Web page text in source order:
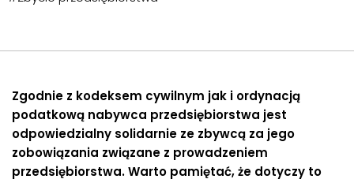
Zgodnie z kodeksem cywilnym jak i ordynacją
podatkową nabywca przedsiębiorstwa jest
odpowiedzialny solidarnie ze zbywcą za jego
zobowiązania związane z prowadzeniem
przedsiębiorstwa. Warto pamiętać, że dotyczy to